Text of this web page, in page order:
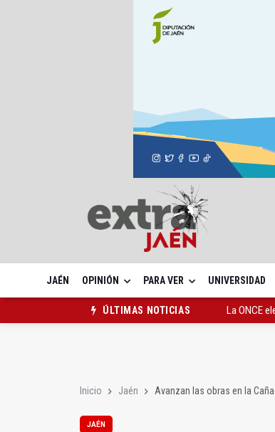
JAÉN OPINIÓN PARA VER UNIVERSIDAD
ÚLTIMAS NOTICIAS
La ONCE
Inicio Jaén Avanzan las obras en la
JAÉN